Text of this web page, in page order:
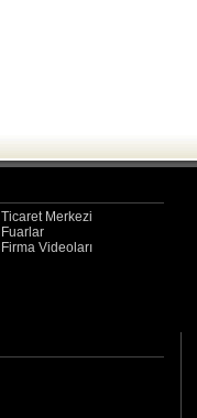
Ticaret Merkezi
Fuarlar
Firma Videoları